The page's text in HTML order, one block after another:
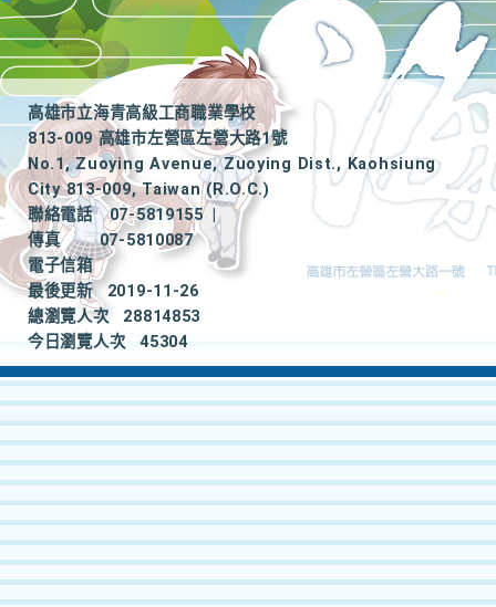
高雄市立海青高級工商職業學校
813-009 高雄市左營區左營大路1號
No.1, Zuoying Avenue, Zuoying Dist., Kaohsiung
City 813-009, Taiwan (R.O.C.)
聯絡電話
07-5819155
|
傳真
07-5810087
電子信箱
最後更新
2019-11-26
總瀏覽人次
28814853
今日瀏覽人次
45304